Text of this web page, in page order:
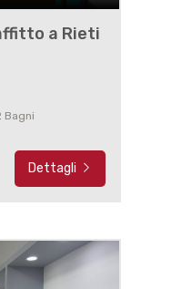
a Rieti
Bagni
Dettagli